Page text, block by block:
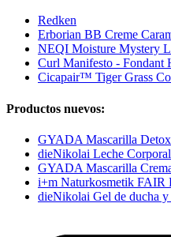
Redken
Erborian BB Creme
NEQI Moisture Mystery
Curl Manifesto - Fondant
Cicapair™ Tiger Grass
Productos nuevos:
GYADA Mascarilla
dieNikolai Leche
GYADA Mascarilla
i+m Naturkosmetik FAIR
dieNikolai Gel de ducha